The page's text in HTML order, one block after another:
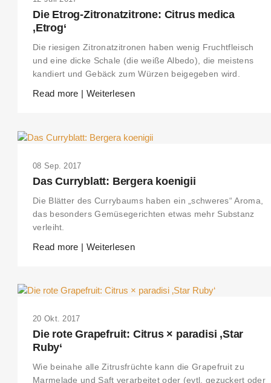
Die Etrog-Zitronatzitrone: Citrus medica
‚Etrog‘
Die riesigen Zitronatzitronen haben wenig Fruchtfleisch
und eine dicke Schale (die weiße Albedo), die meistens
kandiert und Gebäck zum Würzen beigegeben wird.
Read more | Weiterlesen
08 Sep. 2017
Das Curryblatt: Bergera koenigii
Die Blätter des Currybaums haben ein „schweres“ Aroma,
das besonders Gemüsegerichten etwas mehr Substanz
verleiht.
Read more | Weiterlesen
20 Okt. 2017
Die rote Grapefruit: Citrus × paradisi ‚Star
Ruby‘
Wie beinahe alle Zitrusfrüchte kann die Grapefruit zu
Marmelade und Saft verarbeitet oder (evtl. gezuckert oder